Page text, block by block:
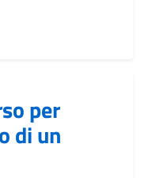
per
di un